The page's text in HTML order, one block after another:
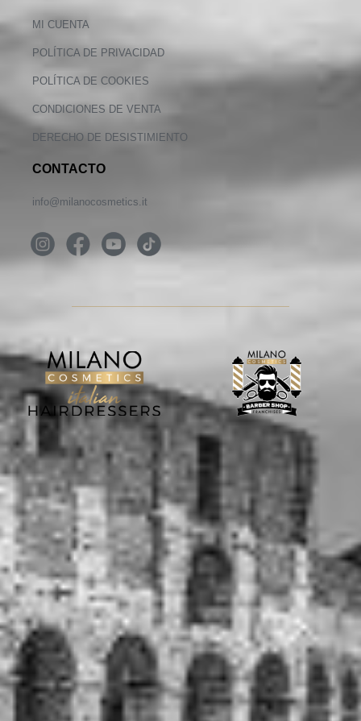
MI CUENTA
POLÍTICA DE PRIVACIDAD
POLÍTICA DE COOKIES
CONDICIONES DE VENTA
DERECHO DE DESISTIMIENTO
CONTACTO
info@milanocosmetics.it